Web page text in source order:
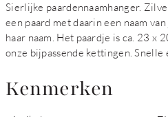
Sierlijke paardennaamhanger.
een paard met daarin een naam
haar naam. Het paardje is ca. 23 x
onze bijpassende kettingen. Snelle
Kenmerken